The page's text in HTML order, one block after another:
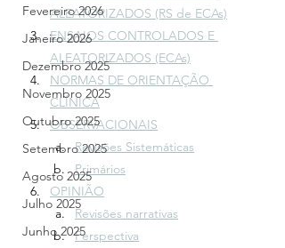
Fevereiro 2026
Janeiro 2026
Dezembro 2025
Novembro 2025
Outubro 2025
Setembro 2025
Agosto 2025
Julho 2025
Junho 2025
ALEATORIZADOS (RS de ECAs)
ENSAIOS CONTROLADOS E
ALEATORIZADOS (ECAs)
NORMAS DE ORIENTAÇÃO
CLÍNICA
OBSERVACIONAIS
Revisões Sistemáticas
Primários
OPINIÃO
Revisões narrativas
Perspectiva